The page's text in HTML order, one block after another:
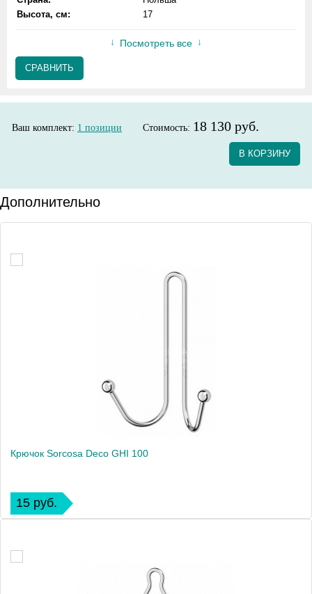
Высота, см:
17
Посмотреть все
СРАВНИТЬ
Ваш комплект: 1 позиции Стоимость: 18 130 руб.
В КОРЗИНУ
Дополнительно
Крючок Sorcosa Deco GHI 100
15 руб.